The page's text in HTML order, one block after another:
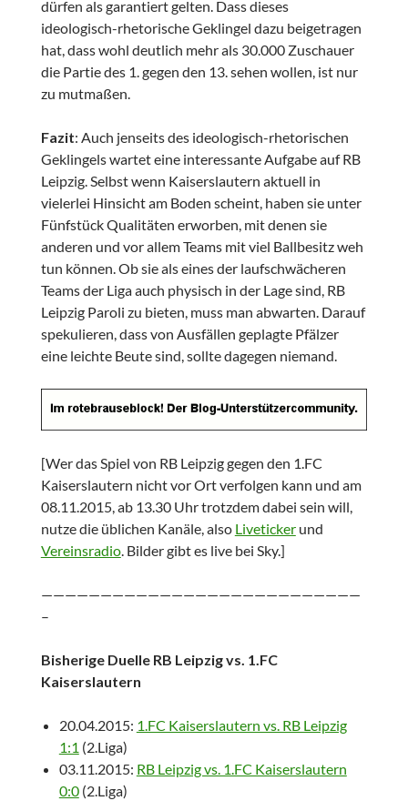
dürfen als garantiert gelten. Dass dieses
ideologisch-rhetorische Geklingel dazu beigetragen
hat, dass wohl deutlich mehr als 30.000 Zuschauer
die Partie des 1. gegen den 13. sehen wollen, ist nur
zu mutmaßen.
Fazit: Auch jenseits des ideologisch-rhetorischen
Geklingels wartet eine interessante Aufgabe auf RB
Leipzig. Selbst wenn Kaiserslautern aktuell in
vielerlei Hinsicht am Boden scheint, haben sie unter
Fünfstück Qualitäten erworben, mit denen sie
anderen und vor allem Teams mit viel Ballbesitz weh
tun können. Ob sie als eines der laufschwächeren
Teams der Liga auch physisch in der Lage sind, RB
Leipzig Paroli zu bieten, muss man abwarten. Darauf
spekulieren, dass von Ausfällen geplagte Pfälzer
eine leichte Beute sind, sollte dagegen niemand.
[Wer das Spiel von RB Leipzig gegen den 1.FC
Kaiserslautern nicht vor Ort verfolgen kann und am
08.11.2015, ab 13.30 Uhr trotzdem dabei sein will,
nutze die üblichen Kanäle, also Livetickerund
Vereinsradio. Bilder gibt es live bei Sky.]
———————————————————————————
–
Bisherige Duelle RB Leipzig vs. 1.FC
Kaiserslautern
20.04.2015: 1.FC Kaiserslautern vs. RB Leipzig
1:1 (2.Liga)
03.11.2015: RB Leipzig vs. 1.FC Kaiserslautern
0:0(2.Liga)